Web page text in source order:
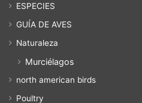
ESPECIES
GUÍA DE AVES
Naturaleza
Murciélagos
north american birds
Poultry